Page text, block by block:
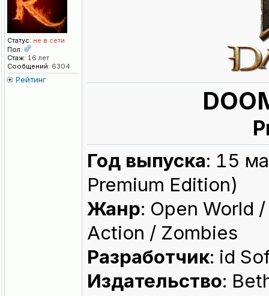
Статус: не в сети
Пол:
Стаж: 16 лет
Сообщений: 6304
Рейтинг
Год выпуска: 15
Premium Edition)
Жанр: Open World
Action / Zombies
Разработчик: id
Издательство: